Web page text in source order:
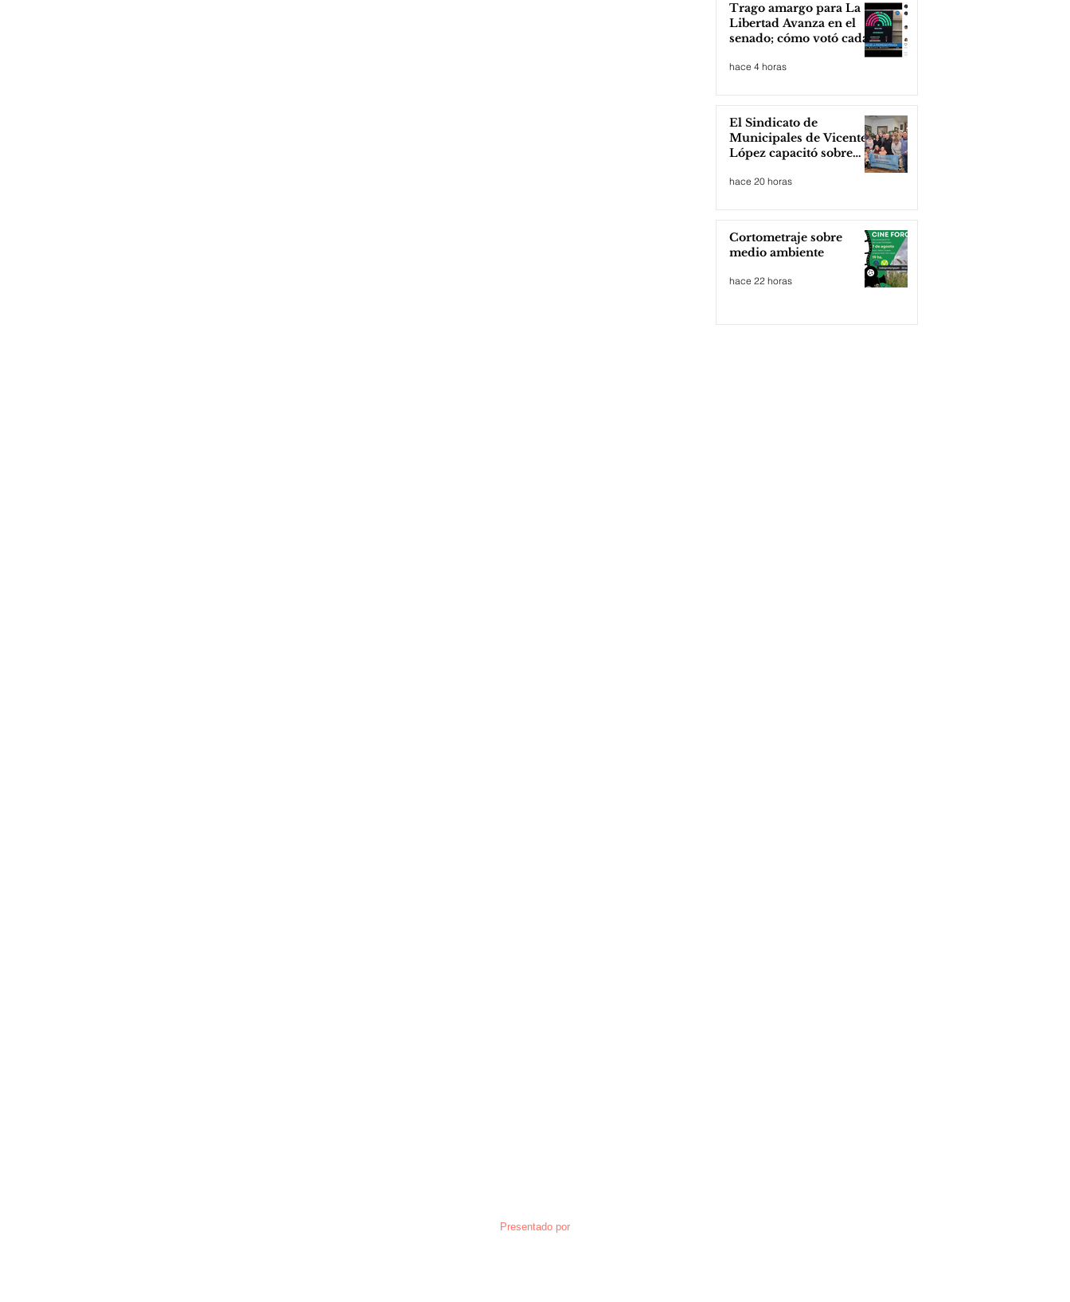
Trago amargo para La
Libertad Avanza en el
senado; cómo votó cada
hace 4 horas
El Sindicato de
Municipales de Vicente
López capacitó sobre
hace 20 horas
Cortometraje sobre
medio ambiente
hace 22 horas
Presentado por